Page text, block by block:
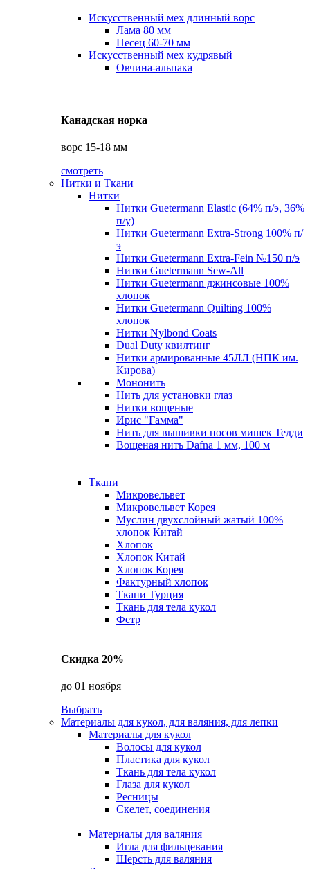
Искусственный мех длинный ворс
Лама 80 мм
Песец 60-70 мм
Искусственный мех кудрявый
Овчина-альпака
Канадская норка
ворс 15-18 мм
смотреть
Нитки и Ткани
Нитки
Нитки Guetermann Elastic (64% п/э, 36%
п/у)
Нитки Guetermann Extra-Strong 100% п/
э
Нитки Guetermann Extra-Fein №150 п/э
Нитки Guetermann Sew-All
Нитки Guetermann джинсовые 100%
хлопок
Нитки Guetermann Quilting 100%
хлопок
Нитки Nylbond Coats
Dual Duty квилтинг
Нитки армированные 45ЛЛ (НПК им.
Кирова)
Мононить
Нить для установки глаз
Нитки вощеные
Ирис "Гамма"
Нить для вышивки носов мишек Тедди
Вощеная нить Dafna 1 мм, 100 м
Ткани
Микровельвет
Микровельвет Корея
Муслин двухслойный жатый 100%
хлопок Китай
Хлопок
Хлопок Китай
Хлопок Корея
Фактурный хлопок
Ткани Турция
Ткань для тела кукол
Фетр
Скидка 20%
до 01 ноября
Выбрать
Материалы для кукол, для валяния, для лепки
Материалы для кукол
Волосы для кукол
Пластика для кукол
Ткань для тела кукол
Глаза для кукол
Ресницы
Скелет, соединения
Материалы для валяния
Игла для фильцевания
Шерсть для валяния